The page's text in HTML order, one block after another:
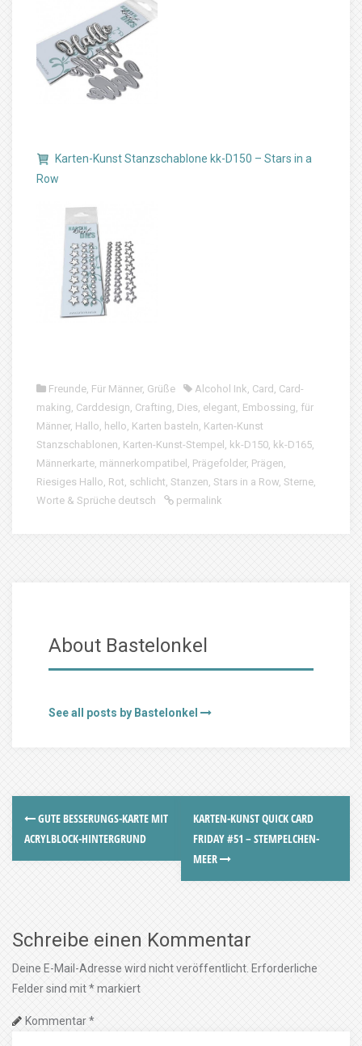
Karten-Kunst Stanzschablone kk-D150 – Stars in a
Row
Freunde Für Männer, Grüße Alcohol Ink Card Card-
making Carddesign Crafting Dies elegant Embossing für
Männer, Hallo hello Karten basteln Karten-Kunst
Stanzschablonen Karten-Kunst-Stempel kk-D150 kk-D165
Männerkarte männerkompatibel Prägefolder, Prägen
Riesiges Hallo Rot schlicht Stanzen Stars in a Row Sterne
Worte & Sprüche deutsch
permalink
About Bastelonkel
See all posts by Bastelonkel
GUTE BESSERUNGS-KARTE MIT
ACRYLBLOCK-HINTERGRUND
KARTEN-KUNST QUICK CARD
FRIDAY #51 – STEMPELCHEN-
MEER
Schreibe einen Kommentar
Deine E-Mail-Adresse wird nicht veröffentlicht. Erforderliche
Felder sind mit*markiert
Kommentar*